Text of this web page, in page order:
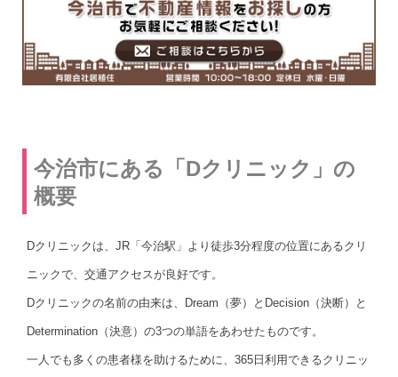
今治市にある「Dクリニック」の
概要
Dクリニックは、JR「今治駅」より徒歩3分程度の位置にあるクリ
ニックで、交通アクセスが良好です。
Dクリニックの名前の由来は、Dream（夢）とDecision（決断）と
Determination（決意）の3つの単語をあわせたものです。
一人でも多くの患者様を助けるために、365日利用できるクリニッ